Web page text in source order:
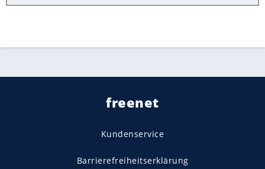
freenet
Kundenservice
Barrierefreiheitserklärung